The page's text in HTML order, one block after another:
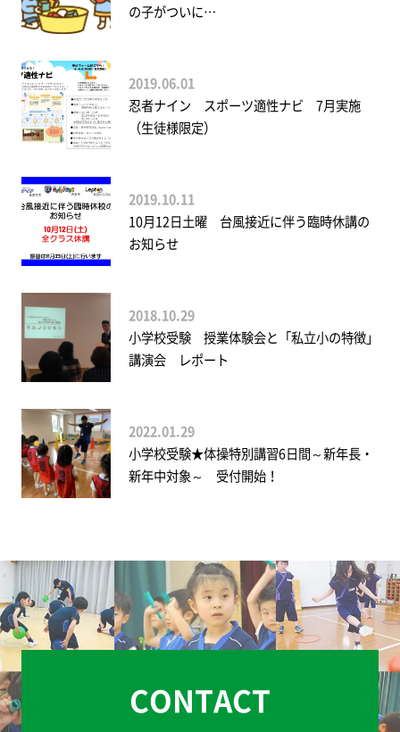
の子がついに…
2019.06.01
忍者ナイン スポーツ適性ナビ 7月実施
（生徒様限定）
2019.10.11
10月12日土曜 台風接近に伴う臨時休講の
お知らせ
2018.10.29
小学校受験 授業体験会と「私立小の特徴」
講演会 レポート
2022.01.29
小学校受験★体操特別講習6日間～新年長・
新年中対象～ 受付開始！
CONTACT